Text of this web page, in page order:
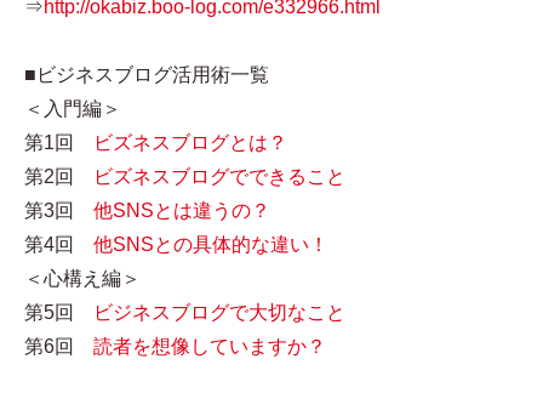
⇒http://okabiz.boo-log.com/e332966.html
■ビジネスブログ活用術一覧
＜入門編＞
第1回
ビズネスブログとは？
第2回
ビズネスブログでできること
第3回 他SNSとは違うの？
第4回 他SNSとの具体的な違い！
＜心構え編＞
第5回
ビジネスブログで大切なこと
第6回 読者を想像していますか？